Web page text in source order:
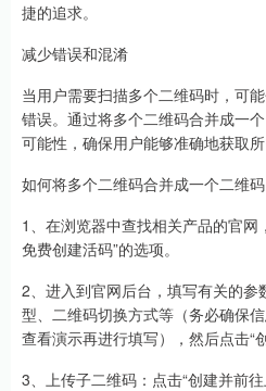
捷的追求。
减少错误和混淆
当用户需要扫描多个二维码时，可
错误。通过将多个二维码合并成一
可能性，确保用户能够准确地获取所
如何将多个二维码合并成一个二维码
1、在浏览器中查找相关产品的官网
免费创建活码”的选项。
2、进入到官网后台，填写有关的
型、二维码切换方式等（务必确保
查看演示再进行填写），然后点击“
3、上传子二维码：点击“创建并前